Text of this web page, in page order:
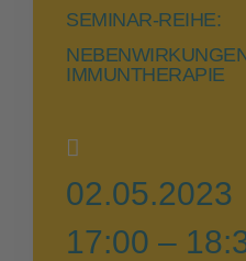
SEMINAR-REIHE:
IMMUNTHERAPIE
02.05.2023
17:00 –